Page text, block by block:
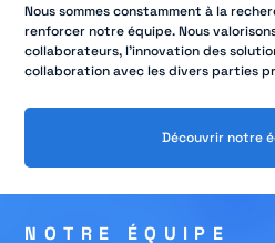
Nous sommes constamment à la
renforcer notre équipe. Nous
collaborateurs, l’innovation des
collaboration avec les divers parties
Découvrir notre
NOTRE ÉQUIPE